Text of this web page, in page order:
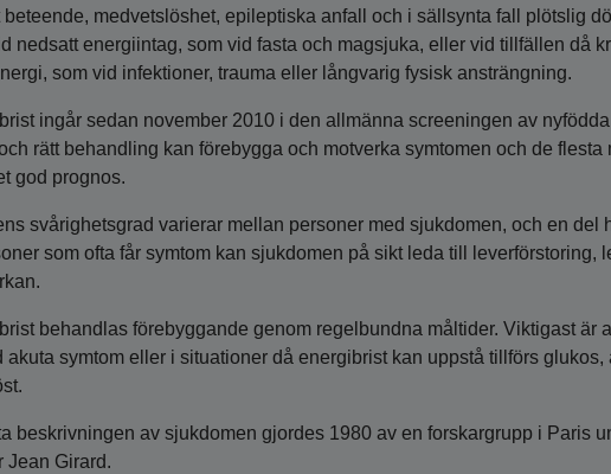
beteende, medvetslöshet, epileptiska anfall och i sällsynta fall plötslig
nedsatt energiintag, som vid fasta och magsjuka, eller vid tillfällen då
som vid infektioner, trauma eller långvarig fysisk ansträngning.
ingår sedan november 2010 i den allmänna screeningen av
rätt behandling kan förebygga och motverka symtomen och de flesta
god prognos.
svårighetsgrad varierar mellan personer med sjukdomen, och en del
som ofta får symtom kan sjukdomen på sikt leda till leverförstoring,
behandlas förebyggande genom regelbundna måltider. Viktigast är
akuta symtom eller i situationer då energibrist kan uppstå tillförs
beskrivningen av sjukdomen gjordes 1980 av en forskargrupp i Paris
Jean Girard.